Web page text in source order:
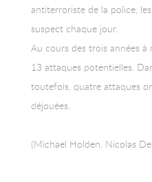
antiterroriste de la police,
suspect chaque jour.
Au cours des trois années
13 attaques potentielles.
toutefois, quatre attaques
déjouées.
(Michael Holden, Nicolas